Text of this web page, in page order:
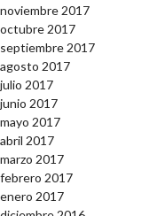
noviembre 2017
octubre 2017
septiembre 2017
agosto 2017
julio 2017
junio 2017
mayo 2017
abril 2017
marzo 2017
febrero 2017
enero 2017